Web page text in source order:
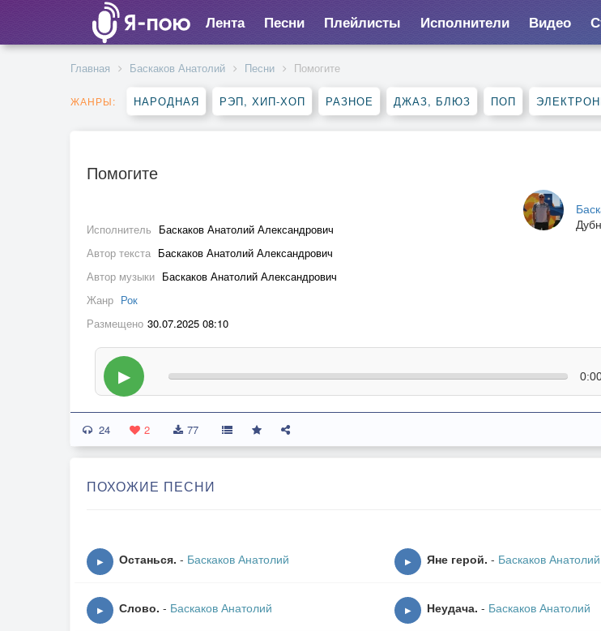
Лента Песни Плейлисты Исполнители Видео
Главная Баскаков Анатолий Песни Помогите
ЖАНРЫ: НАРОДНАЯ РЭП, ХИП-ХОП РАЗНОЕ ДЖАЗ, БЛЮЗ ПОП
Помогите
Исполнитель Баскаков Анатолий Александрович
Автор текста Баскаков Анатолий Александрович
Автор музыки Баскаков Анатолий Александрович
Жанр Рок
Размещено 30.07.2025 08:10
▶
24 2 77
ПОХОЖИЕ ПЕСНИ
▶ Останься. - Баскаков Анатолий ▶ Яне герой. - Баскаков Анатолий
▶ Слово. - Баскаков Анатолий ▶ Неудача. - Баскаков Анатолий